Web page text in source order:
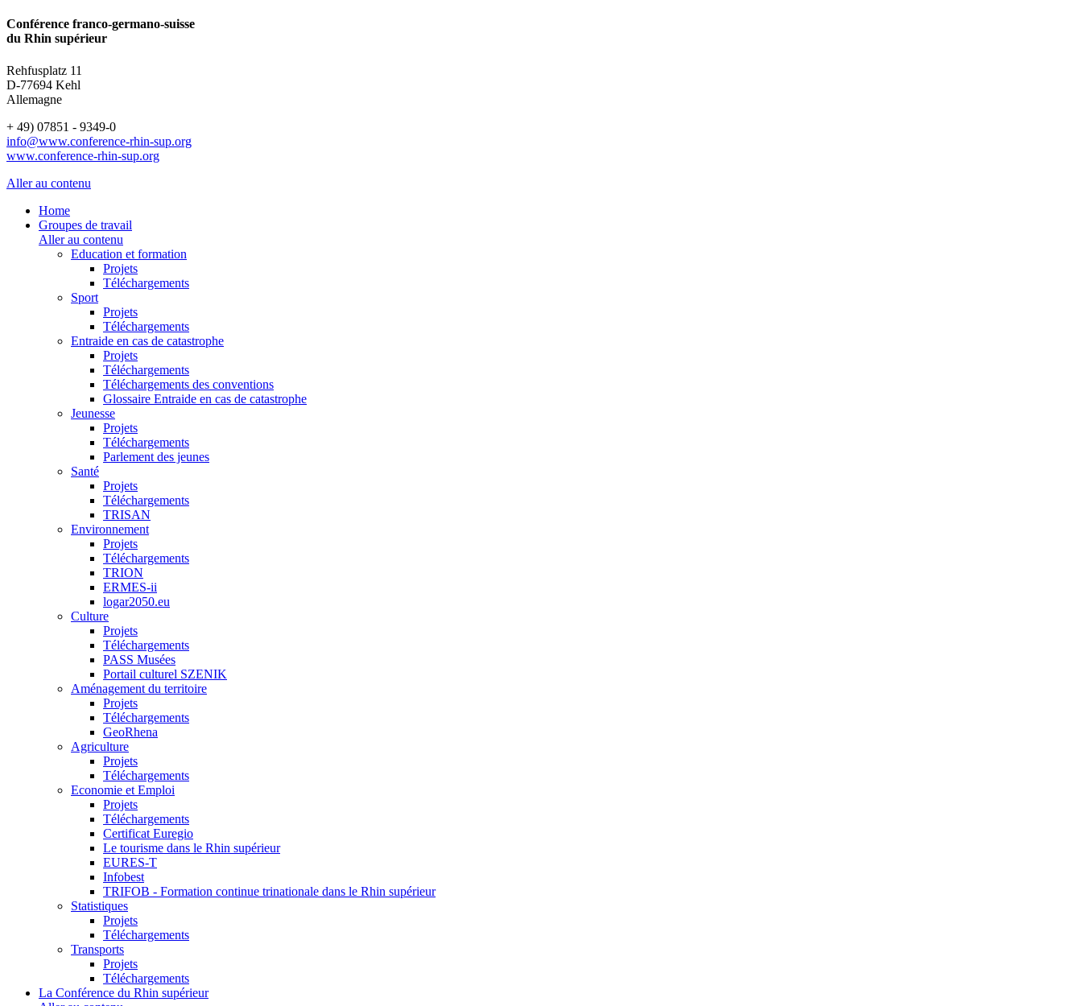
Conférence franco-germano-suisse
du Rhin supérieur
Rehfusplatz 11
D-77694 Kehl
Allemagne
+ 49) 07851 - 9349-0
info@www.conference-rhin-sup.org
www.conference-rhin-sup.org
Aller au contenu
Home
Groupes de travail
Aller au contenu
Education et formation
Projets
Téléchargements
Sport
Projets
Téléchargements
Entraide en cas de catastrophe
Projets
Téléchargements
Téléchargements des conventions
Glossaire Entraide en cas de catastrophe
Jeunesse
Projets
Téléchargements
Parlement des jeunes
Santé
Projets
Téléchargements
TRISAN
Environnement
Projets
Téléchargements
TRION
ERMES-ii
logar2050.eu
Culture
Projets
Téléchargements
PASS Musées
Portail culturel SZENIK
Aménagement du territoire
Projets
Téléchargements
GeoRhena
Agriculture
Projets
Téléchargements
Economie et Emploi
Projets
Téléchargements
Certificat Euregio
Le tourisme dans le Rhin supérieur
EURES-T
Infobest
TRIFOB - Formation continue trinationale dans le Rhin supérieur
Statistiques
Projets
Téléchargements
Transports
Projets
Téléchargements
La Conférence du Rhin supérieur